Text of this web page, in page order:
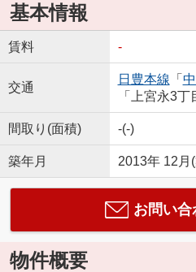
基本情報
賃料 -
交通
日豊本線 「
「上宮永3
間取り(面積) -(-)
築年月 2013年 12月
お問い合
物件概要